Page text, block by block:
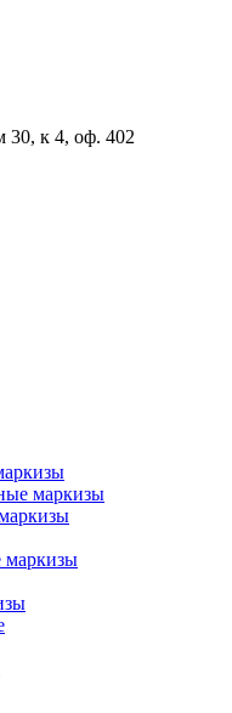
30, к 4, оф. 402
маркизы
маркизы